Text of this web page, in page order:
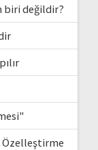
biri değildir?
Özelleştirme